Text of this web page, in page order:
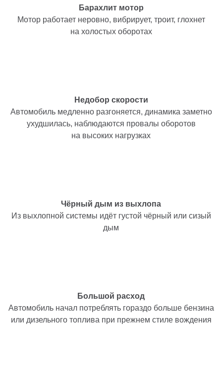
Барахлит мотор
Мотор работает неровно, вибрирует, троит, глохнет
на холостых оборотах
Недобор скорости
Автомобиль медленно разгоняется, динамика заметно
ухудшилась, наблюдаются провалы оборотов
на высоких нагрузках
Чёрный дым из выхлопа
Из выхлопной системы идёт густой чёрный или сизый
дым
Большой расход
Автомобиль начал потреблять гораздо больше бензина
или дизельного топлива при прежнем стиле вождения